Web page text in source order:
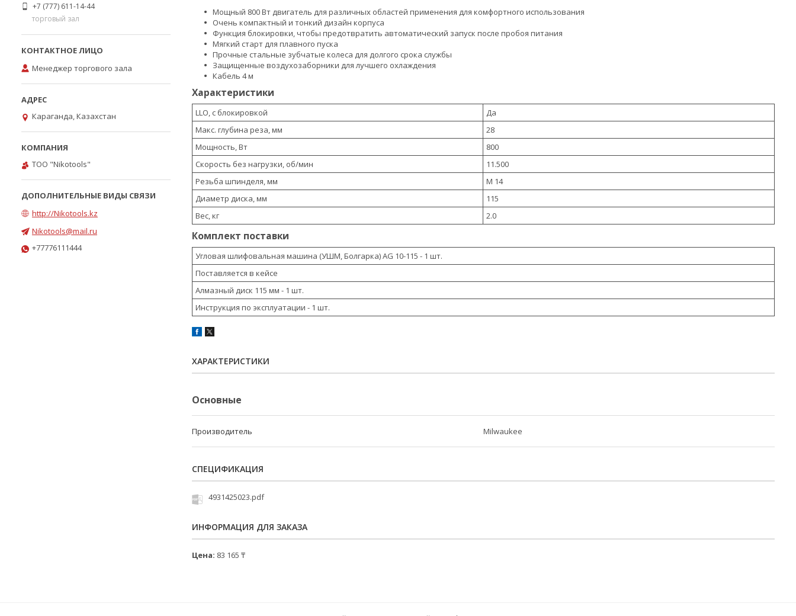
Мощный 800 Вт двигатель для различных областей применения для комфортного использования
Очень компактный и тонкий дизайн корпуса
Функция блокировки, чтобы предотвратить автоматический запуск после пробоя питания
Мягкий старт для плавного пуска
Прочные стальные зубчатые колеса для долгого срока службы
Защищенные воздухозаборники для лучшего охлаждения
Кабель 4 м
Характеристики
LLO, с блокировкой
Да
Макс. глубина реза, мм
28
Мощность, Вт
800
Скорость без нагрузки, об/мин
11.500
Резьба шпинделя, мм
M 14
Диаметр диска, мм
115
Вес, кг
2.0
Комплект поставки
Угловая шлифовальная машина (УШМ, Болгарка) AG 10-115 - 1 шт.
Поставляется в кейсе
Алмазный диск 115 мм - 1 шт.
Инструкция по эксплуатации - 1 шт.
ХАРАКТЕРИСТИКИ
Основные
Производитель Milwaukee
СПЕЦИФИКАЦИЯ
4931425023.pdf
ИНФОРМАЦИЯ ДЛЯ ЗАКАЗА
Цена: 83 165 ₸
+7 (777) 611-14-44
торговый зал
Менеджер торгового зала
Караганда, Казахстан
ТОО "Nikotools"
http://Nikotools.kz
Nikotools@mail.ru
+77776111444